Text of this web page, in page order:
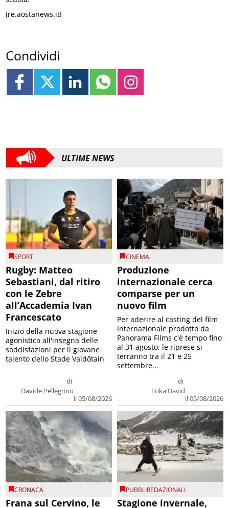
(re.aostanews.itI
Condividi
ULTIME NEWS
SPORT
Rugby: Matteo
Sebastiani, dal ritiro
con le Zebre
all’Accademia Ivan
Francescato
di
Davide Pellegrino
il 05/08/2026
Inizio della nuova stagione
agonistica all'insegna delle
soddisfazioni per il giovane
talento dello Stade Valdôtain
CINEMA
Produzione
internazionale cerca
comparse per un
nuovo film
di
Erika David
il 05/08/2026
Per aderire al casting del film
internazionale prodotto da
Panorama Films c'è tempo fino
al 31 agosto; le riprese si
terranno tra il 21 e 25
settembre...
CRONACA
Frana sul Cervino, le
PUBBLIREDAZIONALI
Stagione invernale,